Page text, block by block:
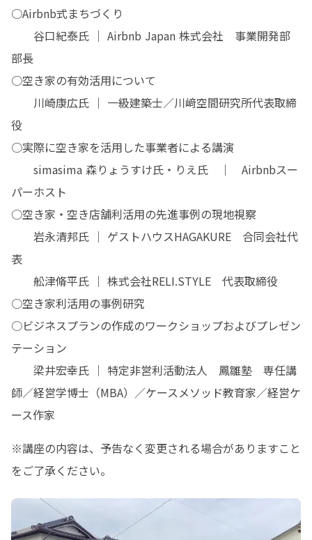
○Airbnb式まちづくり
谷口紀泰氏 ｜ Airbnb Japan 株式会社　事業開発部
部長
○空き家の有効活用について
川崎康広氏 ｜ 一級建築士／川﨑空間研究所代表取締
役
○実際に空き家を活用した事業者による講演
simasima 森りょうすけ氏・りえ氏　｜　Airbnbスー
パーホスト
○空き家・空き店舗利活用の先進事例の現地視察
岩永清邦氏 ｜ ゲストハウスHAGAKURE　合同会社代
表
舩津脩平氏 ｜ 株式会社RELI.STYLE　代表取締役
○空き家利活用の事例研究
○ビジネスプランの作成のワークショップおよびプレゼン
テーション
梁井宏幸氏 ｜ 特定非営利活動法人　鳳雛塾　専任講
師／経営学博士（MBA）／ケースメソッド教育家／経営ケ
ース作家
※講座の内容は、予告なく変更される場合がありますこと
をご了承ください。